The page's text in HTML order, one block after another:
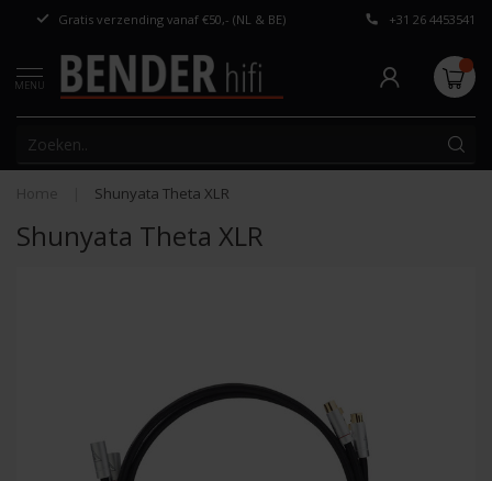
Gratis verzending vanaf €50,- (NL & BE) Persoonlijk
+31 26 4453541
MENU
Home Shunyata Theta XLR
Shunyata Theta XLR